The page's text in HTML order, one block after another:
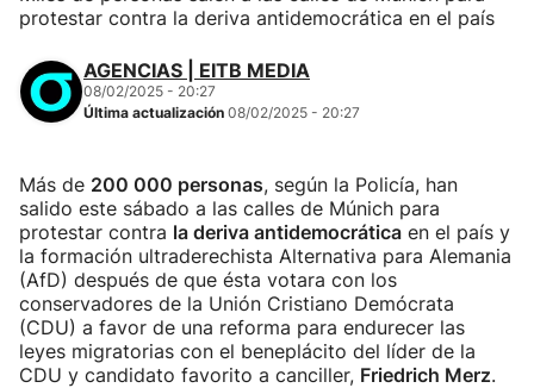
protestar contra la deriva antidemocrática en el país
AGENCIAS | EITB MEDIA
08/02/2025 - 20:27
Última actualización 08/02/2025 - 20:27
Más de 200 000 personas, según la Policía, han
salido este sábado a las calles de Múnich para
protestar contra la deriva antidemocrática en el país y
la formación ultraderechista Alternativa para Alemania
(AfD) después de que ésta votara con los
conservadores de la Unión Cristiano Demócrata
(CDU) a favor de una reforma para endurecer las
leyes migratorias con el beneplácito del líder de la
CDU y candidato favorito a canciller, Friedrich Merz.